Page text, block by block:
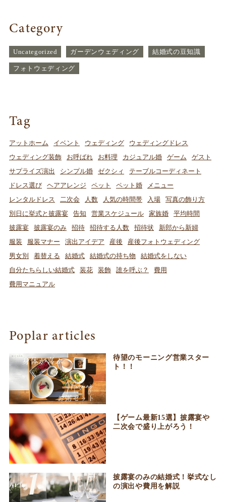
Category
Uncategorized ガーデンウェディング 結婚式の豆知識
フォトウェディング
Tag
アットホーム イベント ウェディング
ウェディングドレス
ウェディング装飾
お呼ばれ お料理 カジュアル婚 ゲーム
ゲスト
サプライズ演出
シンプル婚 ゼクシィ
テーブルコーディネート
ドレス選び
ヘアアレンジ ペット ペット婚
メニュー
レンタルドレス
二次会 人数 人気の時間帯 入場
写真の飾り方
別日に挙式と披露宴
告知 営業スケジュール 家族婚
平均時間
披露宴
披露宴のみ 招待 招待する人数 招待状
新郎から新婦
服装
服装マナー 演出アイデア 産後
産後フォトウェディング
男女別
着替える 結婚式 結婚式の持ち物
結婚式をしない
自分たちらしい結婚式
装花 装飾 誰を呼ぶ？
費用
費用マニュアル
Poplar articles
待望のモーニング営業スター
ト！！
【ゲーム最新15選】披露宴や
二次会で盛り上がろう！
披露宴のみの結婚式！挙式なし
の演出や費用を解説